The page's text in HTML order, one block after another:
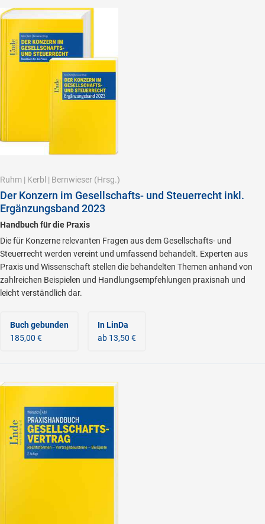
Ruhm | Kerbl | Bernwieser (Hrsg.)
Der Konzern im Gesellschafts- und Steuerrecht inkl.
Ergänzungsband 2023
Handbuch für die Praxis
Die für Konzerne relevanten Fragen aus dem Gesellschafts- und
Steuerrecht werden vereint und umfassend behandelt. Experten aus
Praxis und Wissenschaft stellen die behandelten Themen anhand von
zahlreichen Beispielen und Handlungsempfehlungen praxisnah und
leicht verständlich dar.
Buch gebunden
185,00 €
In LinDa
ab 13,50 €